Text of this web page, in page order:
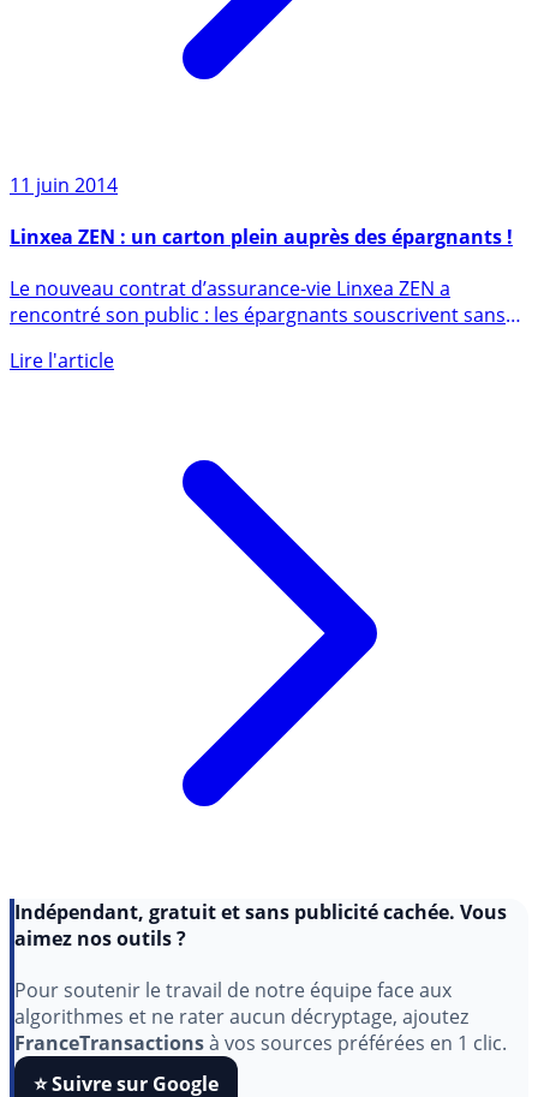
Le nouveau contrat d’assurance-vie Linxea ZEN a
rencontré son public : les épargnants souscrivent sans
réserve, plus (...)
Indépendant, gratuit et sans publicité cachée. Vous
Pour soutenir le travail de notre équipe face aux
algorithmes et ne rater aucun décryptage, ajoutez
FranceTransactionsà vos sources préférées en 1 clic.